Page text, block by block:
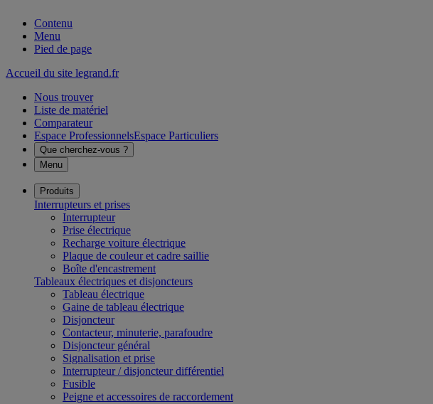
Contenu
Menu
Pied de page
Accueil du site legrand.fr
Nous trouver
Liste de matériel
Comparateur
Espace ProfessionnelsEspace Particuliers
Que cherchez-vous ?
Menu
Produits
Interrupteurs et prises
Interrupteur
Prise électrique
Recharge voiture électrique
Plaque de couleur et cadre saillie
Boîte d'encastrement
Tableaux électriques et disjoncteurs
Tableau électrique
Gaine de tableau électrique
Disjoncteur
Contacteur, minuterie, parafoudre
Disjoncteur général
Signalisation et prise
Interrupteur / disjoncteur différentiel
Fusible
Peigne et accessoires de raccordement